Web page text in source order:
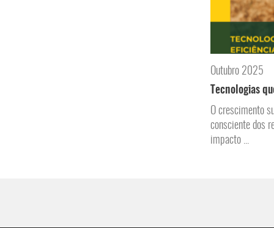
Outubro 2025
Tecnologias
O crescimento
consciente dos
impacto ...